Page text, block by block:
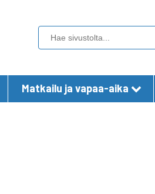
Matkailu ja vapaa-aika